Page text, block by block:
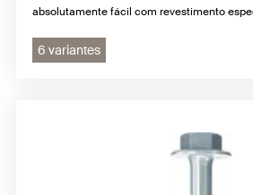
absolutamente fácil com revestimento
6 variantes